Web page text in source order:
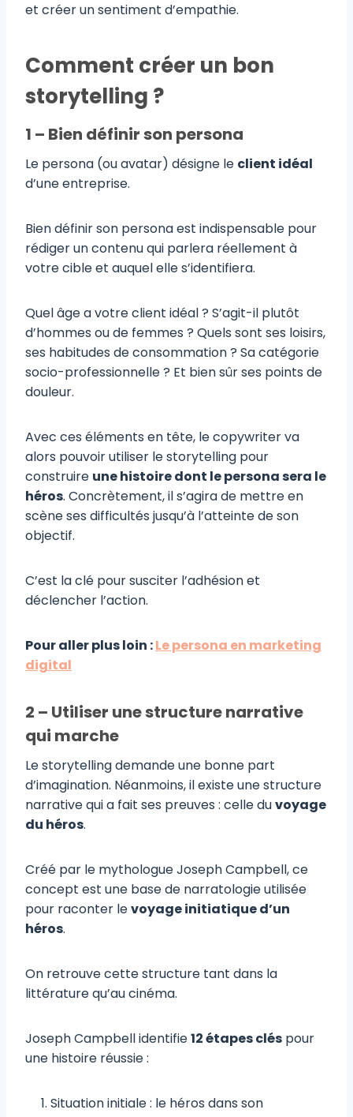
et créer un sentiment d’empathie.
Comment créer un bon
storytelling ?
1 – Bien définir son persona
Le persona (ou avatar) désigne le client idéal
d’une entreprise.
Bien définir son persona est indispensable pour
rédiger un contenu qui parlera réellement à
votre cible et auquel elle s’identifiera.
Quel âge a votre client idéal ? S’agit-il plutôt
d’hommes ou de femmes ? Quels sont ses loisirs,
ses habitudes de consommation ? Sa catégorie
socio-professionnelle ? Et bien sûr ses points de
douleur.
Avec ces éléments en tête, le copywriter va
alors pouvoir utiliser le storytelling pour
construire une histoire dont le persona sera le
héros. Concrètement, il s’agira de mettre en
scène ses difficultés jusqu’à l’atteinte de son
objectif.
C’est la clé pour susciter l’adhésion et
déclencher l’action.
Pour aller plus loin :Le persona en marketing
digital
2 – Utiliser une structure narrative
qui marche
Le storytelling demande une bonne part
d’imagination. Néanmoins, il existe une structure
narrative qui a fait ses preuves : celle duvoyage
du héros.
Créé par le mythologue Joseph Campbell, ce
concept est une base de narratologie utilisée
pour raconter levoyage initiatique d’un
héros.
On retrouve cette structure tant dans la
littérature qu’au cinéma.
Joseph Campbell identifie12 étapes clés pour
une histoire réussie :
Situation initiale : le héros dans son